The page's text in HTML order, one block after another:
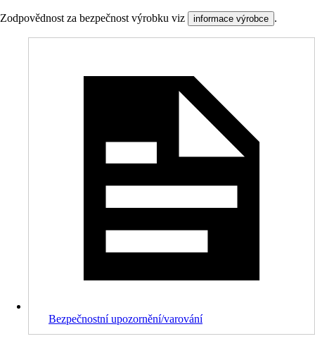
Zodpovědnost za bezpečnost výrobku viz informace výrobce .
Bezpečnostní upozornění/varování